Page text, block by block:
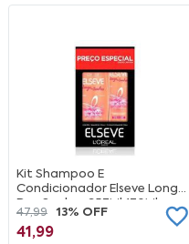
Kit Shampoo E
Condicionador Elseve Longo
Dos Sonhos 357Ml 170Ml
47,99 13% OFF
41,99